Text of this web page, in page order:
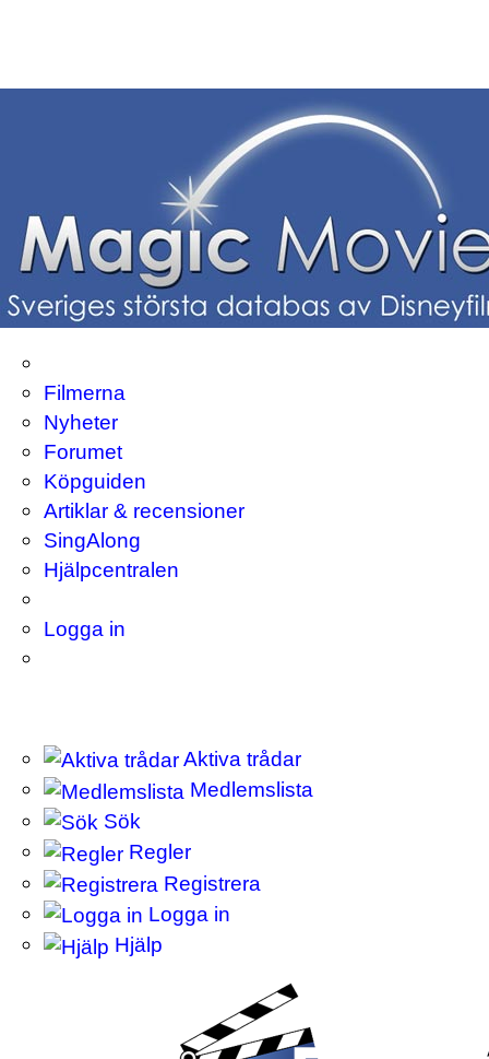
Filmerna
Nyheter
Forumet
Köpguiden
Artiklar & recensioner
SingAlong
Hjälpcentralen
Logga in
Aktiva trådar
Medlemslista
Sök
Regler
Registrera
Logga in
Hjälp